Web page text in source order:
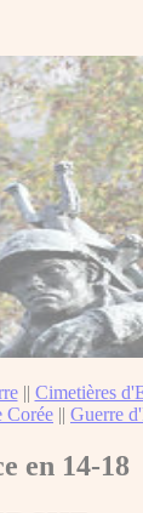
|| Cimetières
Corée || Guerre
en 14-18